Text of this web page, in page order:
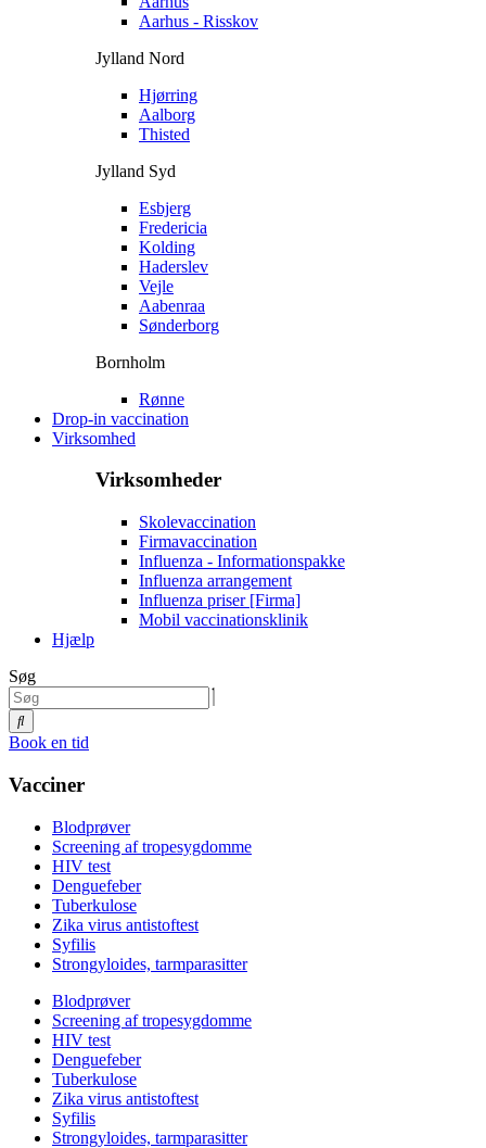
Aarhus - Risskov
Jylland Nord
Hjørring
Aalborg
Thisted
Jylland Syd
Esbjerg
Fredericia
Kolding
Haderslev
Vejle
Aabenraa
Sønderborg
Bornholm
Rønne
Drop-in vaccination
Virksomhed
Virksomheder
Skolevaccination
Firmavaccination
Influenza - Informationspakke
Influenza arrangement
Influenza priser [Firma]
Mobil vaccinationsklinik
Hjælp
Søg
Book en tid
Vacciner
Blodprøver
Screening af tropesygdomme
HIV test
Denguefeber
Tuberkulose
Zika virus antistoftest
Syfilis
Strongyloides, tarmparasitter
Blodprøver
Screening af tropesygdomme
HIV test
Denguefeber
Tuberkulose
Zika virus antistoftest
Syfilis
Strongyloides, tarmparasitter